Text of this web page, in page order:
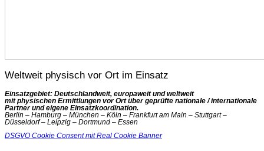
Weltweit physisch vor Ort im Einsatz
Einsatzgebiet: Deutschlandweit, europaweit und weltweit
mit physischen Ermittlungen vor Ort über geprüfte nationale / internationale
Partner und eigene Einsatzkoordination.
Berlin – Hamburg – München – Köln – Frankfurt am Main – Stuttgart –
Düsseldorf – Leipzig – Dortmund – Essen
DSGVO Cookie Consent mit Real Cookie Banner